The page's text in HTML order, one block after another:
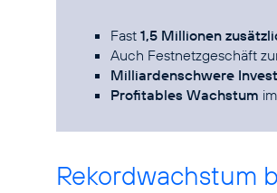
Fast 1,5 Millionen
Auch Festnetzgeschäft
Milliardenschwere
Profitables Wachstum
Rekordwachstum